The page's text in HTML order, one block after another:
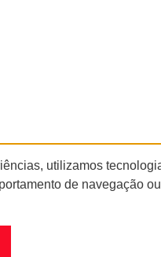
utilizamos
de navegação